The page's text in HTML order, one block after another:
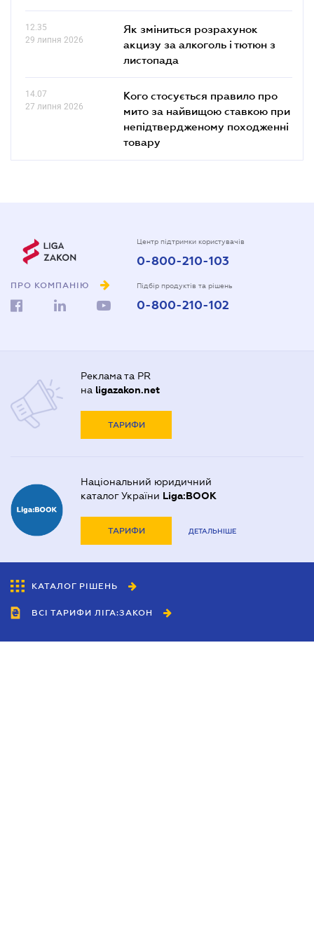
12.35
29 липня 2026
Як зміниться розрахунок
акцизу за алкоголь і тютюн з
листопада
14.07
27 липня 2026
Кого стосується правило про
мито за найвищою ставкою при
непідтвердженому походженні
товару
ПРО КОМПАНІЮ
Центр підтримки користувачів
0-800-210-103
Підбір продуктів та рішень
0-800-210-102
Реклама та PR
на ligazakon.net
ТАРИФИ
Національний юридичний
каталог України Liga:BOOK
ТАРИФИ ДЕТАЛЬНІШЕ
КАТАЛОГ РІШЕНЬ
ВСІ ТАРИФИ ЛІГА:ЗАКОН